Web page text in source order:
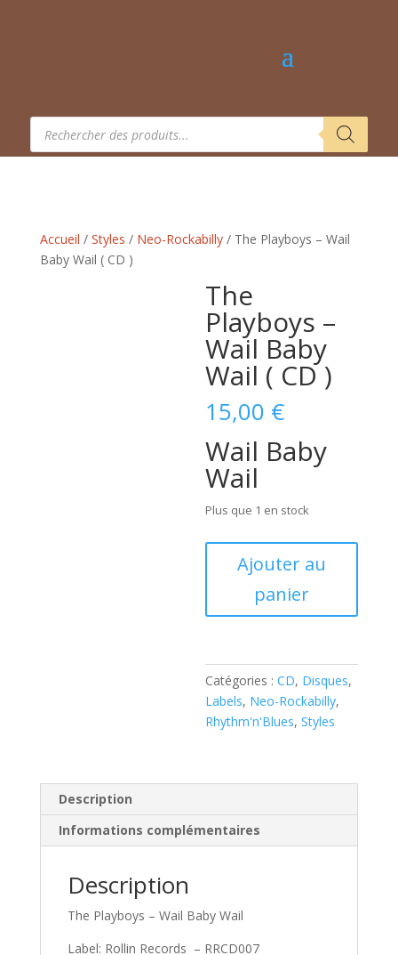
Recherche
produits
Accueil / Styles / Neo-Rockabilly/ The Playboys – Wail
Baby Wail ( CD )
The
Playboys –
Wail Baby
Wail ( CD )
15,00 €
Wail Baby
Wail
Plus que 1 en stock
Playboys
Baby
Wail
(
CD
Ajouter au
panier
Catégories :CD, Disques,
Labels, Neo-Rockabilly,
Rhythm'n'Blues,Styles
Description
Informations complémentaires
Description
The Playboys – Wail Baby Wail
Label: Rollin Records – RRCD007